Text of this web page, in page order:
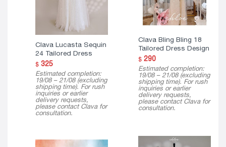
Clava Lucasta Sequin
24 Tailored Dress
$325
Estimated completion:
19/08 – 21/08 (excluding
shipping time). For rush
inquiries or earlier
delivery requests,
please contact Clava for
consultation.
Clava Bling Bling 18
Tailored Dress Design
$290
Estimated completion:
19/08 – 21/08 (excluding
shipping time). For rush
inquiries or earlier
delivery requests,
please contact Clava for
consultation.